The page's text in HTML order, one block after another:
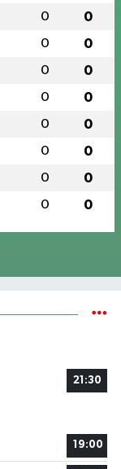
0 0
0 0
0 0
0 0
0 0
0 0
0 0
0 0
21:30
19:00